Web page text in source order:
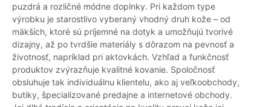
puzdrá a rozličné módne doplnky. Pri každom type
výrobku je starostlivo vyberaný vhodný druh kože – od
mäkších, ktoré sú príjemné na dotyk a umožňujú tvorivé
dizajny, až po tvrdšie materiály s dôrazom na pevnosť a
životnosť, napríklad pri aktovkách. Vzhľad a funkčnosť
produktov zvýrazňuje kvalitné kovanie. Spoločnosť
obsluhuje tak individuálnu klientelu, ako aj veľkoobchody,
butiky, špecializované predajne a internetové obchody.